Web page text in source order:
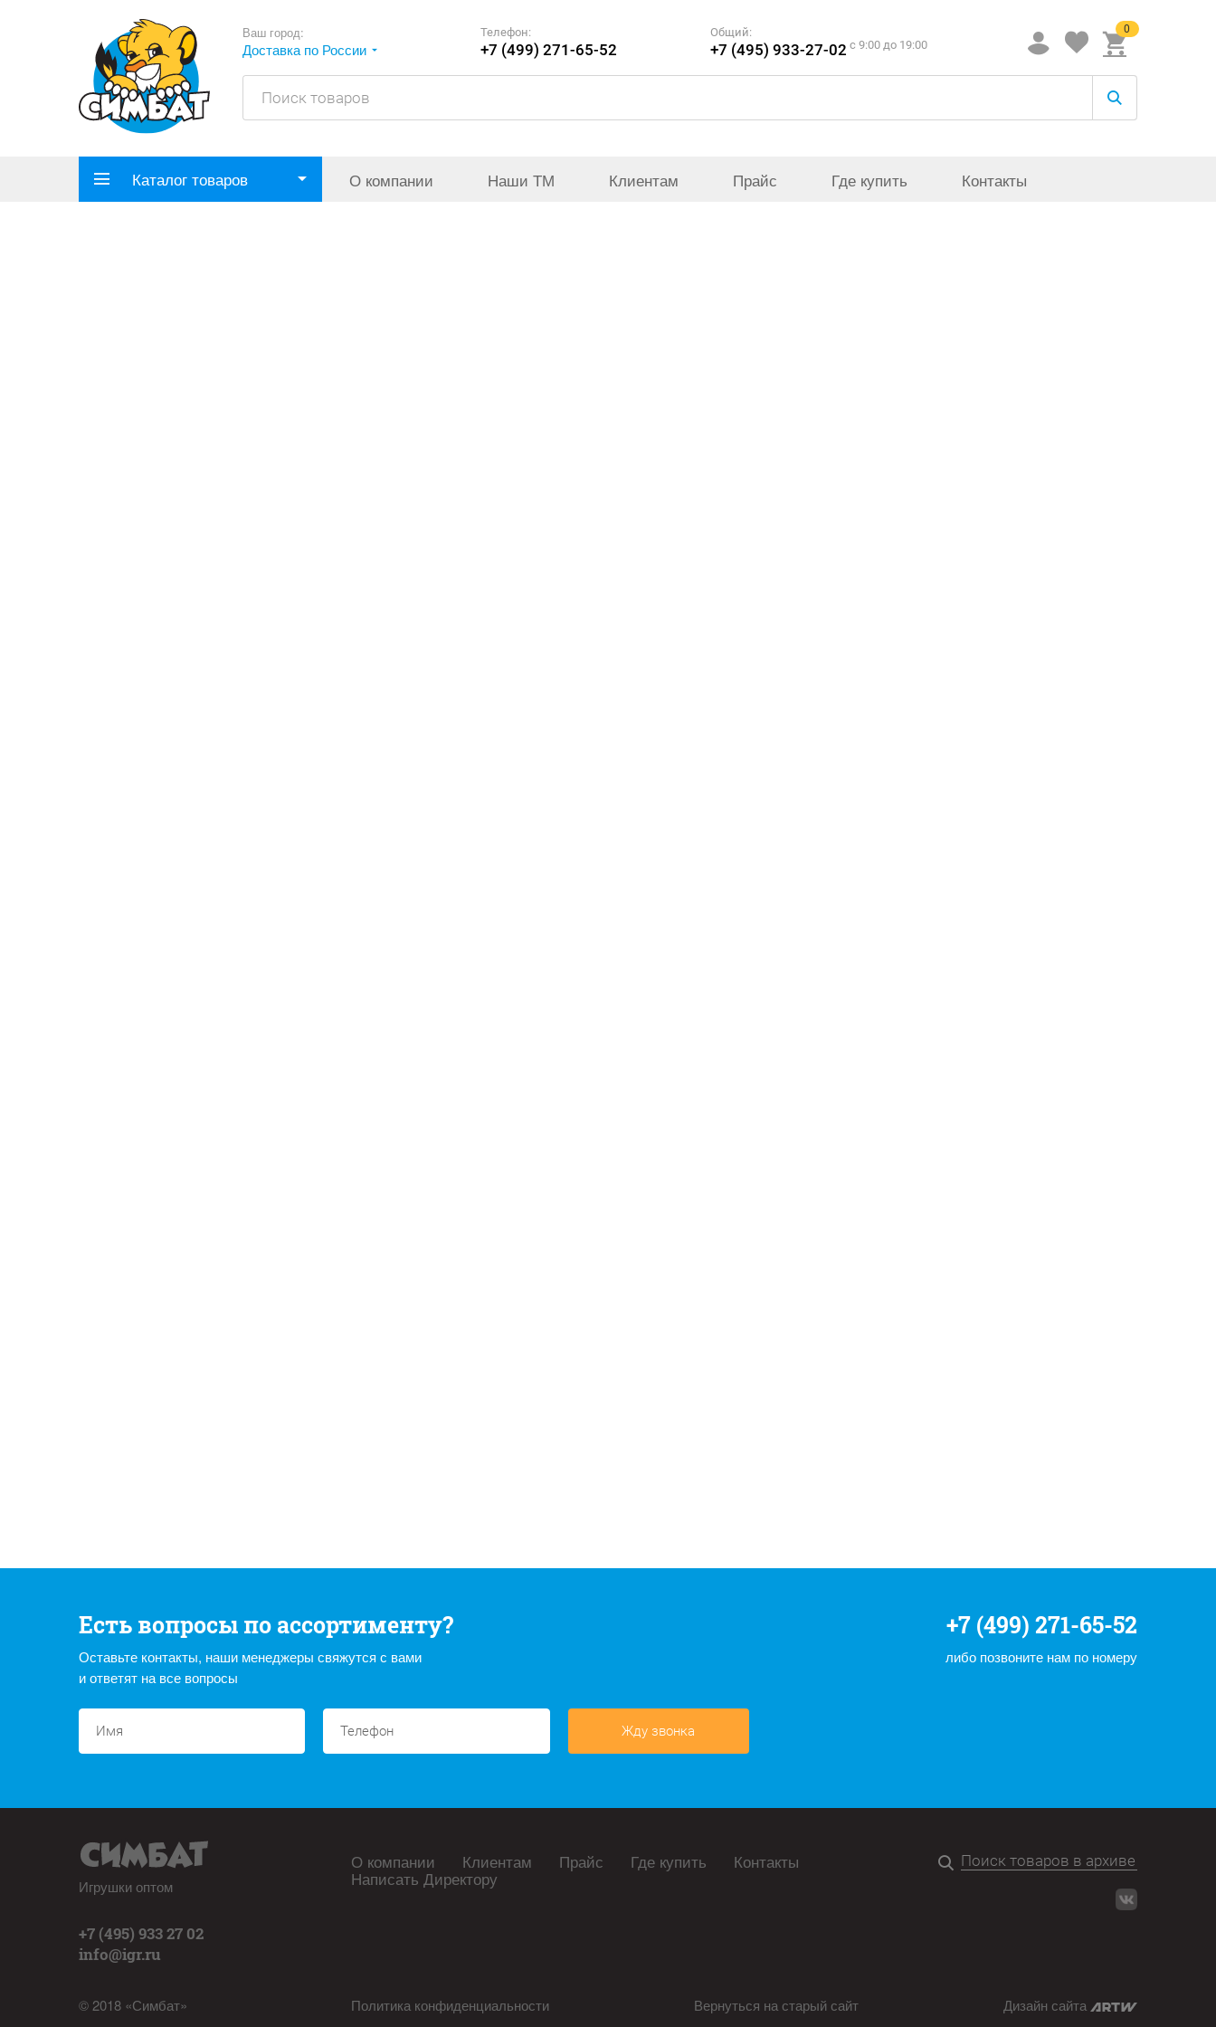
Ваш город:
Доставка по России
Телефон:
+7 (499) 271-65-52
Общий:
+7 (495) 933-27-02 c 9:00 до 19:00
0
Каталог товаров О компании Наши ТМ Клиентам Прайс Где купить Контакты
Есть вопросы по ассортименту?
Оставьте контакты, наши менеджеры свяжутся с вами
и ответят на все вопросы
+7 (499) 271-65-52
либо позвоните нам по номеру
Жду звонка
Игрушки оптом
+7 (495) 933 27 02
info@igr.ru
© 2018 «Симбат»
О компании Клиентам Прайс Где купить Контакты
Написать Директору
Политика конфиденциальности Вернуться на старый сайт Дизайн сайта